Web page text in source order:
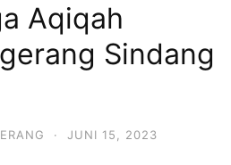
Aqiqah
Sindang
· JUNI 15, 2023